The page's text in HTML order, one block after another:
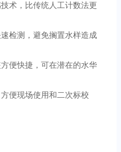
术，比传统人工计数法更
检测，避免搁置水样造成
便快捷，可在潜在的水华
便现场使用和二次标校